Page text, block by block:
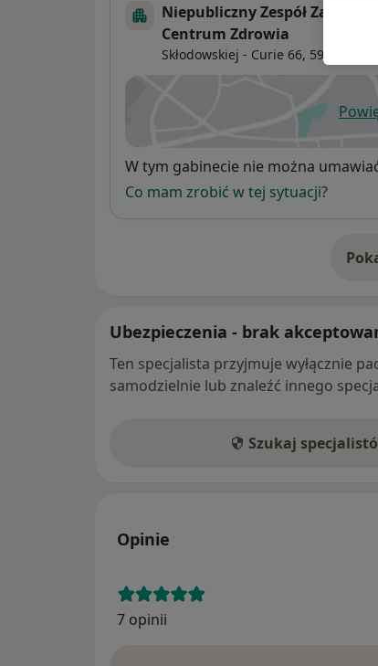
Niepubliczny Zespół
Centrum Zdrowia
Skłodowskiej - Curie 66, 59-301
Dostępność
W tym gabinecie nie można
Co mam zrobić w tej sytuacji?
Ubezpieczenia - brak
Ten specjalista przyjmuje wyłącznie
samodzielnie lub znaleźć innego
Szukaj
Opinie
7 opinii